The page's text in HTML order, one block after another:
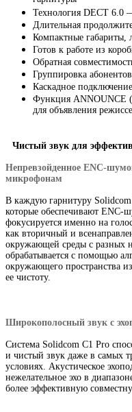
Технология DECT 6.0
Длительная
Компактные габариты
Готов к работе из
Обратная
Группировка
Каскадное
Функция ANNOUNCE (
для объявления
Чистый звук для
Непревзойденное ENC-
микрофонам
В каждую гарнитуру
которые обеспечивают ENC-
фокусируется именно на
как вторичный и
окружающей среды с разных
обрабатывается с помощью
окружающего пространства
ее чистоту.
Широкополосный звук с
Система Solidcom C1 Pro
и чистый звук даже в самых
условиях. Акустическое
нежелательное эхо в
более эффективную